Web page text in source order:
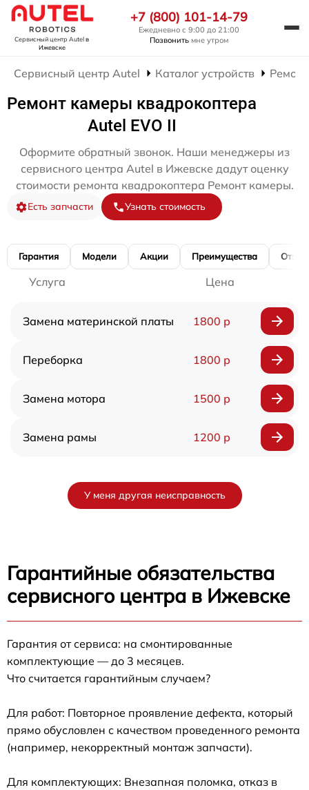
Сервисный центр Autelв
Ижевске
+7 (800) 101-14-79
Ежедневно с 9:00 до 21:00
Позвонить мне утром
Сервисный центр Autel Каталог устройств
Ремонт камеры квадрокоптера
Autel EVO II
Оформите обратный звонок. Наши менеджеры из
сервисного центра Autel в Ижевске дадут оценку
стоимости ремонта квадрокоптера Ремонт камеры.
Есть запчасти Узнать стоимость
Гарантия Модели Акции Преимущества
Услуга Цена
Замена материнской платы 1800 р
Переборка 1800 р
Замена мотора 1500 р
Замена рамы 1200 р
У меня другая неисправность
Гарантийные обязательства
сервисного центра в Ижевске
Гарантия от сервиса: на смонтированные
комплектующие — до 3 месяцев.
Что считается гарантийным случаем?
Для работ: Повторное проявление дефекта, который
прямо обусловлен с качеством проведенного ремонта
(например, некорректный монтаж запчасти).
Для комплектующих: Внезапная поломка, отказ в